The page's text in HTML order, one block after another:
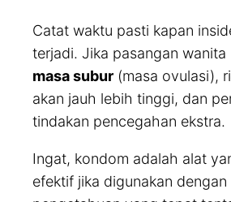
Catat waktu pasti kapan
terjadi. Jika pasangan wanita
masa subur (masa ovulasi),
akan jauh lebih tinggi, dan
tindakan pencegahan ekstra.
Ingat, kondom adalah alat
efektif jika digunakan dengan